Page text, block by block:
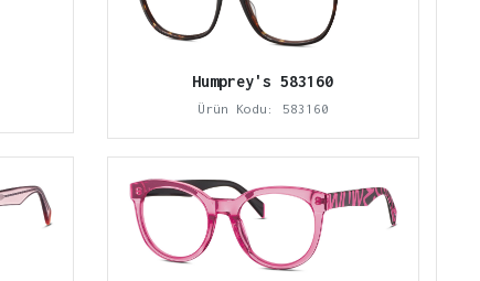
Humprey's 583160
Ürün Kodu: 583160